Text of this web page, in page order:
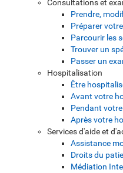
Consultations et
Prendre,
Préparer
Parcourir les
Trouver un
Passer un
Hospitalisation
Être
Avant votre
Pendant
Après votre
Services d'aide et
Assistance
Droits du
Médiation